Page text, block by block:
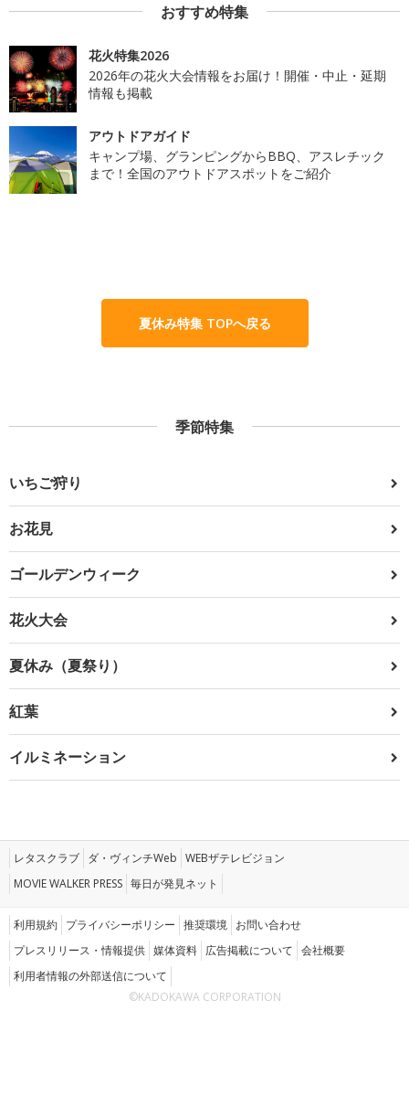
おすすめ特集
花火特集2026
2026年の花火大会情報をお届け！開催・中止・延期
情報も掲載
アウトドアガイド
キャンプ場、グランピングからBBQ、アスレチック
まで！全国のアウトドアスポットをご紹介
夏休み特集 TOPへ戻る
季節特集
いちご狩り
お花見
ゴールデンウィーク
花火大会
夏休み（夏祭り）
紅葉
イルミネーション
レタスクラブ ダ・ヴィンチWeb WEBザテレビジョン
MOVIE WALKER PRESS 毎日が発見ネット
利用規約 プライバシーポリシー 推奨環境 お問い合わせ
プレスリリース・情報提供 媒体資料 広告掲載について 会社概要
利用者情報の外部送信について
©KADOKAWA CORPORATION